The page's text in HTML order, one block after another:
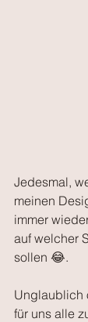
Jedesmal,
meinen
immer
auf welcher
sollen 😂.
Unglaublich
für uns alle